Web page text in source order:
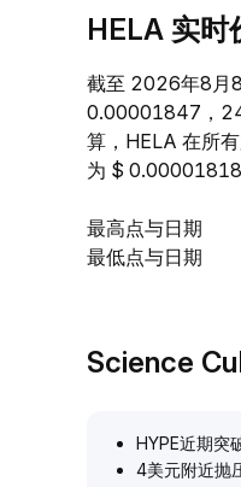
HELA 实时
截至 2026年8月
0.00001847，
算，HELA 在所
为 $ 0.00001818
最高点与日期
最低点与日期
Science
HYPE近期突
4美元附近抛